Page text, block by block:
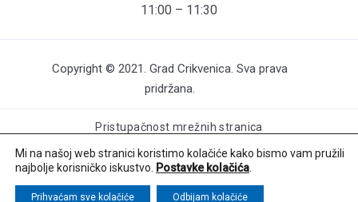
11:00 – 11:30
Copyright © 2021. Grad Crikvenica. Sva prava
pridržana.
Pristupačnost mrežnih stranica
Održavanje web stranica: UNICITAS / Izrada: Creative Media™
Mi na našoj web stranici koristimo kolačiće kako bismo vam pružili
najbolje korisničko iskustvo.
Postavke kolačića
Prihvaćam sve kolačiće Odbijam kolačiće